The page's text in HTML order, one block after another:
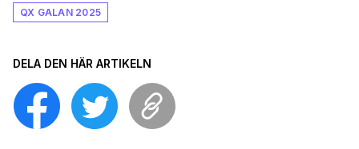
QX GALAN 2025
DELA DEN HÄR ARTIKELN